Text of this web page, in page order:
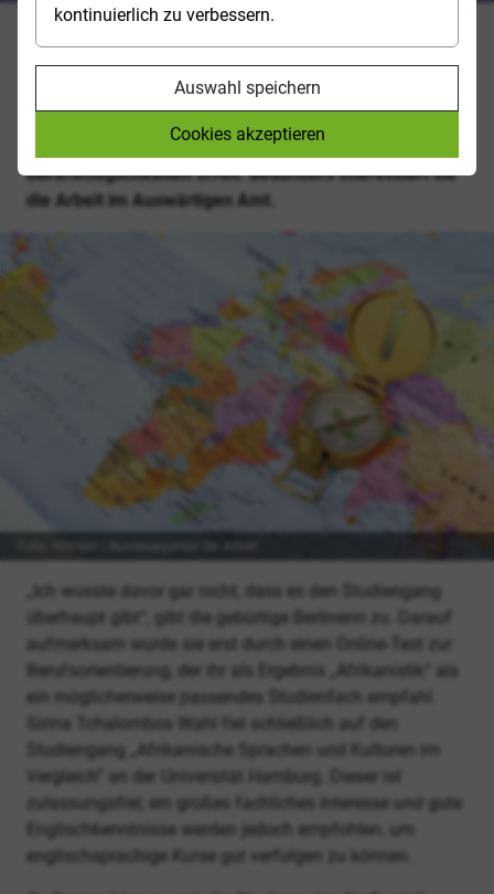
kontinuierlich zu verbessern.
Auswahl speichern
Cookies akzeptieren
Sirina Tchalombo (25) studiert im Bachelorstudiengang
„Afrikanische Sprachen und Kulturen im Vergleich“ an
der Universität Hamburg. Mit dem Abschluss stehen ihr
Kulturbereich bis hin zur Diplomatie facettenreiche
Berufsmöglichkeiten offen. Besonders interessiert sie
die Arbeit im Auswärtigen Amt.
„Ich wusste davor gar nicht, dass es den Studiengang
überhaupt gibt“, gibt die gebürtige Berlinerin zu. Darauf
aufmerksam wurde sie erst durch einen Online-Test zur
Berufsorientierung, der ihr als Ergebnis „Afrikanistik“ als
ein möglicherweise passendes Studienfach empfahl.
Sirina Tchalombos Wahl fiel schließlich auf den
Studiengang „Afrikanische Sprachen und Kulturen im
Vergleich“ an der Universität Hamburg. Dieser ist
zulassungsfrei; ein großes fachliches Interesse und gute
Englischkenntnisse werden jedoch empfohlen, um
englischsprachige Kurse gut verfolgen zu können.